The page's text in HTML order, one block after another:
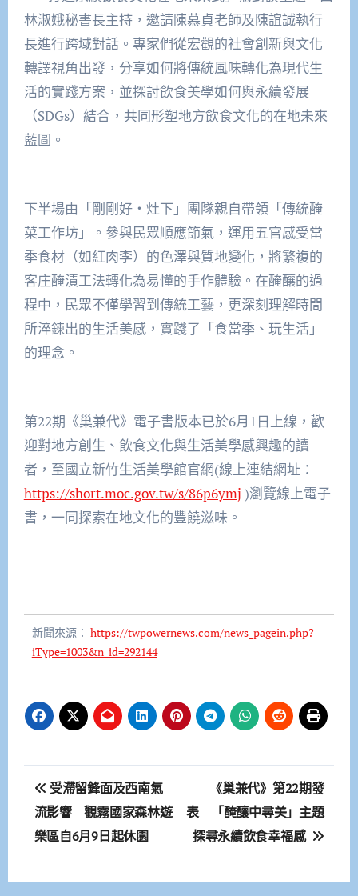
林淑娥秘書長主持，邀請陳慕貞老師及陳誼誠執行
長進行跨域對話。專家們從宏觀的社會創新與文化
轉譯視角出發，分享如何將傳統風味轉化為現代生
活的實踐方案，並探討飲食美學如何與永續發展
（SDGs）結合，共同形塑地方飲食文化的在地未來
藍圖。
下半場由「剛剛好‧灶下」團隊親自帶領「傳統醃
菜工作坊」。參與民眾順應節氣，運用五官感受當
季食材（如紅肉李）的色澤與質地變化，將繁複的
客庄醃漬工法轉化為易懂的手作體驗。在醃釀的過
程中，民眾不僅學習到傳統工藝，更深刻理解時間
所淬鍊出的生活美感，實踐了「食當季、玩生活」
的理念。
第22期《巢兼代》電子書版本已於6月1日上線，歡
迎對地方創生、飲食文化與生活美學感興趣的讀
者，至國立新竹生活美學館官網(線上連結網址：
https://short.moc.gov.tw/s/86p6ymj )瀏覽線上電子
書，一同探索在地文化的豐饒滋味。
新聞來源： https://twpowernews.com/news_pagein.php?
iType=1003&n_id=292144
文
章
導
覽
受滯留鋒面及西南氣
流影響 觀霧國家森林遊
樂區自6月9日起休園
《巢兼代》第22期發
表 「醃釀中尋美」主題
探尋永續飲食幸福感